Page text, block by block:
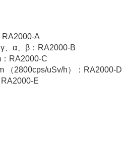
RA2000-A
、α、β：RA2000-B
RA2000-C
（2800cps/uSv/h）：RA2000-D
E